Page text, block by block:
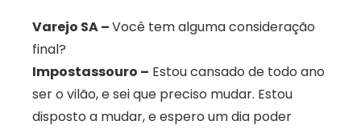
Varejo SA –Você tem alguma consideração
final?
Impostassouro – Estou cansado de todo ano
ser o vilão, e sei que preciso mudar. Estou
disposto a mudar, e espero um dia poder